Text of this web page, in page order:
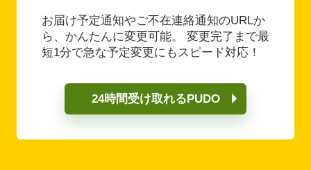
お届け予定通知やご不在連絡通知のURLか
ら、かんたんに変更可能。 変更完了まで最
短1分で急な予定変更にもスピード対応！
24時間受け取れるPUDO